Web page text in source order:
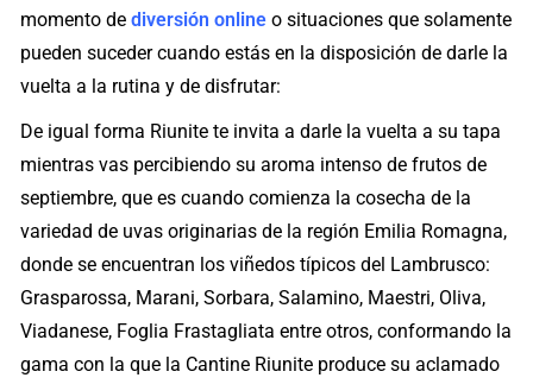
momento dediversión online o situaciones que solamente
pueden suceder cuando estás en la disposición de darle la
vuelta a la rutina y de disfrutar:
De igual forma Riunite te invita a darle la vuelta a su tapa
mientras vas percibiendo su aroma intenso de frutos de
septiembre, que es cuando comienza la cosecha de la
variedad de uvas originarias de la región Emilia Romagna,
donde se encuentran los viñedos típicos del Lambrusco:
Grasparossa, Marani, Sorbara, Salamino, Maestri, Oliva,
Viadanese, Foglia Frastagliata entre otros, conformando la
gama con la que la Cantine Riunite produce su aclamado